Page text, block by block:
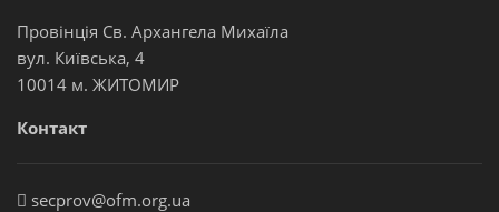
Провінція Св. Архангела Михаїла
вул. Київська, 4
10014 м. ЖИТОМИР
Контакт
secprov@ofm.org.ua